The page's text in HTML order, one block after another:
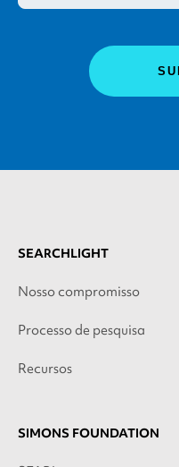
SEARCHLIGHT
Nosso compromisso
Processo de pesquisa
Recursos
SIMONS FOUNDATION